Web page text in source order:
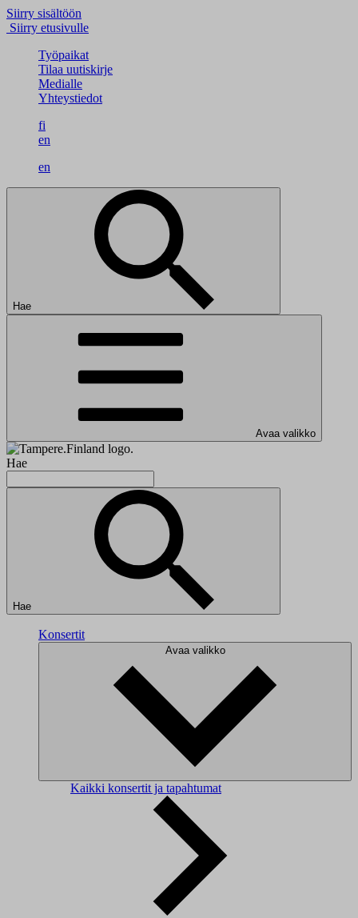
Siirry sisältöön
Siirry etusivulle
Työpaikat
Tilaa uutiskirje
Medialle
Yhteystiedot
fi
en
en
Hae
Avaa valikko
Hae
Hae
Konsertit
Avaa valikko
Kaikki konsertit ja tapahtumat